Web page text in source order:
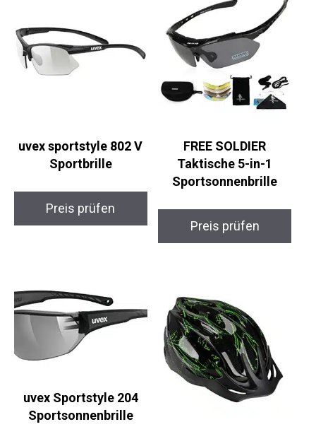
uvex sportstyle 802 V
Sportbrille
Preis prüfen
FREE SOLDIER
Taktische 5-in-1
Sportsonnenbrille
Preis prüfen
uvex Sportstyle 204
Sportsonnenbrille